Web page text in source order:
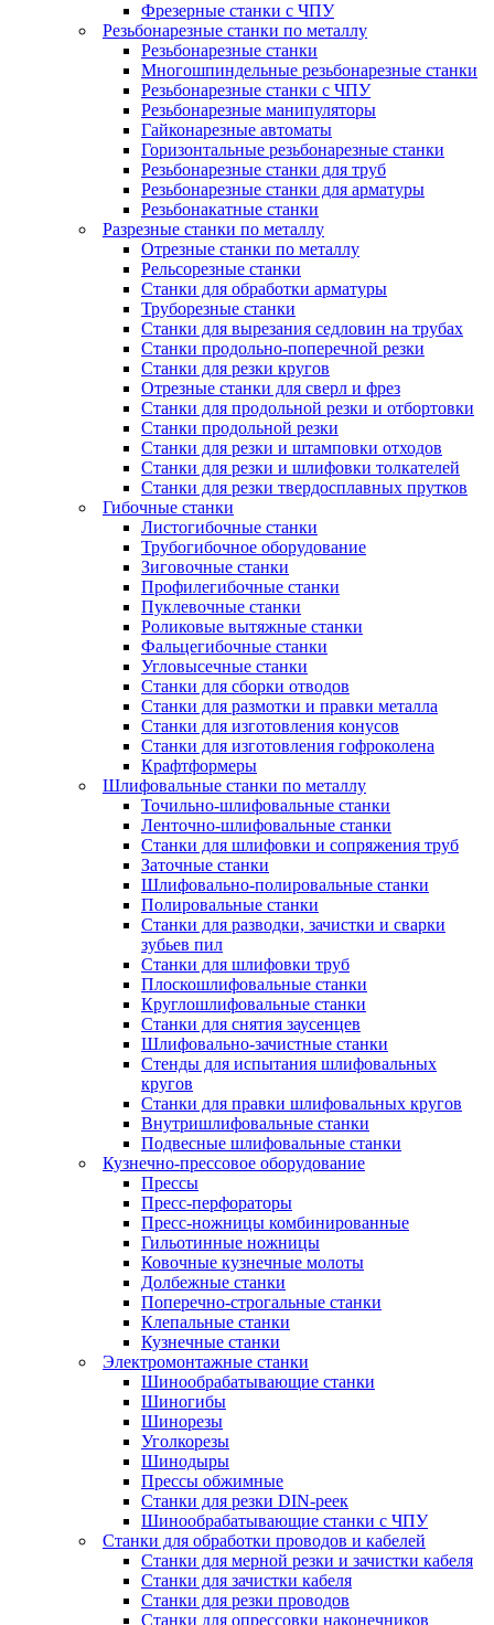
Фрезерные станки с ЧПУ
Резьбонарезные станки по металлу
Резьбонарезные станки
Многошпиндельные резьбонарезные станки
Резьбонарезные станки с ЧПУ
Резьбонарезные манипуляторы
Гайконарезные автоматы
Горизонтальные резьбонарезные станки
Резьбонарезные станки для труб
Резьбонарезные станки для арматуры
Резьбонакатные станки
Разрезные станки по металлу
Отрезные станки по металлу
Рельсорезные станки
Станки для обработки арматуры
Труборезные станки
Станки для вырезания седловин на трубаx
Станки продольно-поперечной резки
Станки для резки кругов
Отрезные станки для сверл и фрез
Станки для продольной резки и отбортовки
Станки продольной резки
Станки для резки и штамповки отходов
Станки для резки и шлифовки толкателей
Станки для резки твердосплавных прутков
Гибочные станки
Листогибочные станки
Трубогибочное оборудование
Зиговочные станки
Профилегибочные станки
Пуклевочные станки
Роликовые вытяжные станки
Фальцегибочные станки
Угловысечные станки
Станки для сборки отводов
Станки для размотки и правки металла
Станки для изготовления конусов
Станки для изготовления гофроколена
Крафтформеры
Шлифовальные станки по металлу
Точильно-шлифовальные станки
Ленточно-шлифовальные станки
Станки для шлифовки и сопряжения труб
Заточные станки
Шлифовально-полировальные станки
Полировальные станки
Станки для разводки, зачистки и сварки
зубьев пил
Станки для шлифовки труб
Плоскошлифовальные станки
Круглошлифовальные станки
Станки для снятия заусенцев
Шлифовально-зачистные станки
Стенды для испытания шлифовальных
кругов
Станки для правки шлифовальных кругов
Внутришлифовальные станки
Подвесные шлифовальные станки
Кузнечно-прессовое оборудование
Прессы
Пресс-перфораторы
Пресс-ножницы комбинированные
Гильотинные ножницы
Ковочные кузнечные молоты
Долбежные станки
Поперечно-строгальные станки
Клепальные станки
Кузнечные станки
Электромонтажные станки
Шинообрабатывающие станки
Шиногибы
Шинорезы
Уголкорезы
Шинодыры
Прессы обжимные
Станки для резки DIN-реек
Шинообрабатывающие станки с ЧПУ
Станки для обработки проводов и кабелей
Станки для мерной резки и зачистки кабеля
Станки для зачистки кабеля
Станки для резки проводов
Станки для опрессовки наконечников